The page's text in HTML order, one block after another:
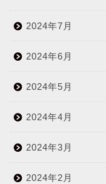
2024年7月
2024年6月
2024年5月
2024年4月
2024年3月
2024年2月